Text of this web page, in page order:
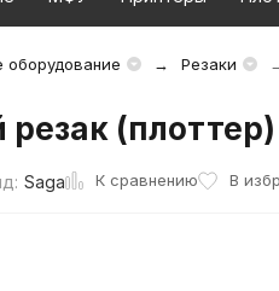
оборудование Резаки
(плоттер)
Saga К сравнению В